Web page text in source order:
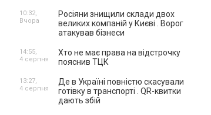
Росіяни знищили склади двох
великих компаній у Києві . Ворог
атакував бізнеси
10:32,
Вчора
Хто не має права на відстрочку
пояснив ТЦК
14:55,
4 серпня
Де в Україні повністю скасували
готівку в транспорті . QR-квитки
дають збій
13:27,
4 серпня